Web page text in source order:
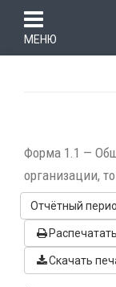
МЕНЮ
Форма 1.1 —
организации,
Отчётный
Скачать